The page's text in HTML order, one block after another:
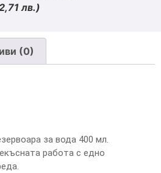
лв.)
(0)
за вода 400 мл.
работа с едно